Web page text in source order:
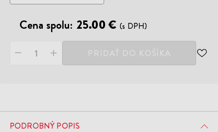
Cena spolu: 25.00 € (s DPH)
PRIDAŤ DO KOŠÍKA
PODROBNÝ POPIS